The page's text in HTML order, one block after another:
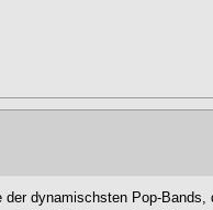
dynamischsten Pop-Bands,